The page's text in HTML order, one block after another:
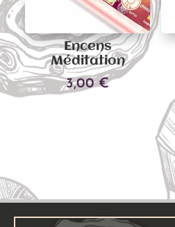
Encens
Méditation
3,00€